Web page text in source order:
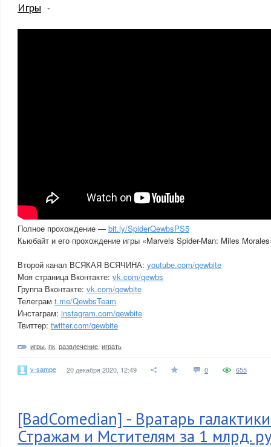
Игры
Полное прохождение — bit.ly/SpiderQewbsPS5
Кьюбайт и его прохождение игры «Marvels Spider-Man: Miles
Второй канал ВСЯКАЯ ВСЯЧИНА: youtube.com/qewbite
Моя страница Вконтакте: vk.com/qewbs
Группа Вконтакте: vk.com/qewbite
Телеграм t.me/QewbsTeam
Инстаграм: instagram.com/qewbite
Твиттер: twitter.com/qewbite
игры пк развлечение играть
v-sampe 20 декабря 2020, 12:49 0 655
[BadComedian] - Вратарь
Стражам и Мстителям за 1 млрд.